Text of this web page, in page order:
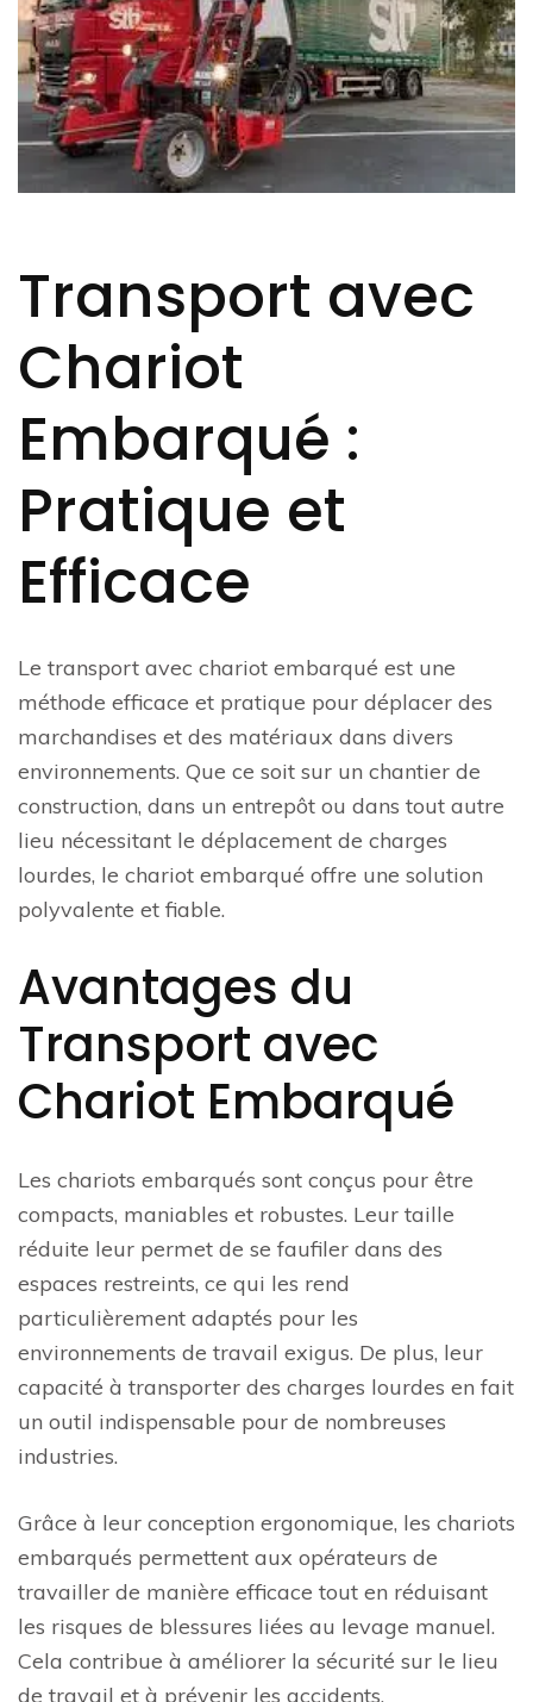
Transport avec
Chariot
Embarqué :
Pratique et
Efficace
Le transport avec chariot embarqué est une
méthode efficace et pratique pour déplacer des
marchandises et des matériaux dans divers
environnements. Que ce soit sur un chantier de
construction, dans un entrepôt ou dans tout autre
lieu nécessitant le déplacement de charges
lourdes, le chariot embarqué offre une solution
polyvalente et fiable.
Avantages du
Transport avec
Chariot Embarqué
Les chariots embarqués sont conçus pour être
compacts, maniables et robustes. Leur taille
réduite leur permet de se faufiler dans des
espaces restreints, ce qui les rend
particulièrement adaptés pour les
environnements de travail exigus. De plus, leur
capacité à transporter des charges lourdes en fait
un outil indispensable pour de nombreuses
industries.
Grâce à leur conception ergonomique, les chariots
embarqués permettent aux opérateurs de
travailler de manière efficace tout en réduisant
les risques de blessures liées au levage manuel.
Cela contribue à améliorer la sécurité sur le lieu
de travail et à prévenir les accidents.